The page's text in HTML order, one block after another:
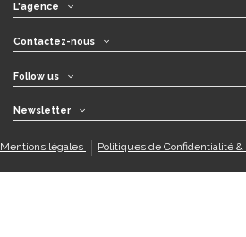
L'agence
Contactez-nous
Follow us
Newsletter
Mentions légales Politiques de Confidentialité &